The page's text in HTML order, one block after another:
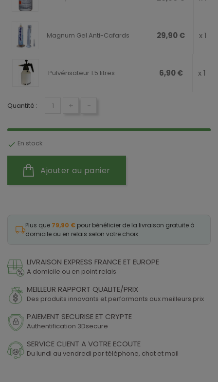
Magnum Gel Anti-Cafards 29,90 € x 1
Pulvérisateur 1.5 litres 6,90 € x 1
Quantité : + -
 En stock
Ajouter au panier
Plus que 79,90 € pour bénéficier de la livraison gratuite à
domicile ou en relais selon votre choix.
LIVRAISON EXPRESS FRANCE ET EUROPE
A domicile ou en point relais
MEILLEUR RAPPORT QUALITE/PRIX
Des produits innovants et performants aux meilleurs prix
PAIEMENT SECURISE ET CRYPTE
Authentification 3Dsecure
SERVICE CLIENT A VOTRE ECOUTE
Du lundi au vendredi par téléphone, chat et mail